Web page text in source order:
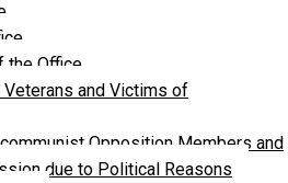
the Office
Veterans and Victims of
Opposition Members and
due to Political Reasons